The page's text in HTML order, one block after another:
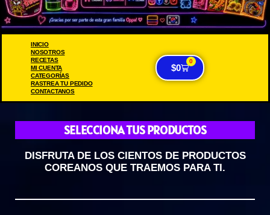
INICIO
NOSOTROS
RECETAS
MI CUENTA
CATEGORÍAS
RASTREA TU PEDIDO
CONTACTANOS
$0
0
SELECCIONA TUS PRODUCTOS
DISFRUTA DE LOS CIENTOS DE PRODUCTOS
COREANOS QUE TRAEMOS PARA TI.